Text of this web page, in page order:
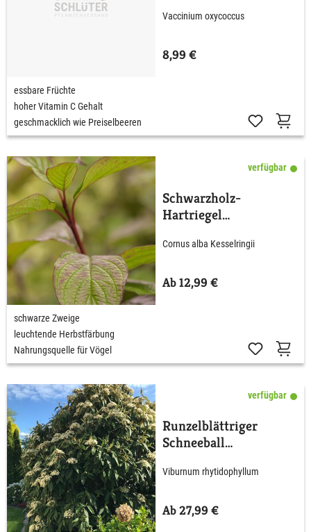
Vaccinium oxycoccus
8,99 €
essbare Früchte
hoher Vitamin C Gehalt
geschmacklich wie Preiselbeeren
verfügbar
Schwarzholz-
Hartriegel
Cornus alba Kesselringii
Ab 12,99 €
schwarze Zweige
leuchtende Herbstfärbung
Nahrungsquelle für Vögel
verfügbar
Runzelblättriger
Schneeball
Viburnum rhytidophyllum
Ab 27,99 €